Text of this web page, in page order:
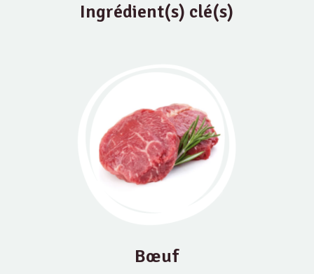
Ingrédient(s) clé(s)
Bœuf